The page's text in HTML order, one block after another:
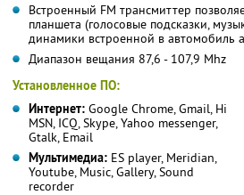
Встроенный FM трансмиттер
планшета (голосовые подсказки,
динамики встроенной в автомобиль
Диапазон вещания 87,6 - 107,9 Mhz
Установленное ПО:
Интернет: Google Chrome, Gmail, Hi
MSN, ICQ, Skype, Yahoo messenger,
Gtalk, Email
Мультимедиа: ES player, Meridian,
Youtube, Music, Gallery, Sound
recorder